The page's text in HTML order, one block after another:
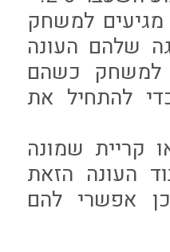
מגיעים למשחק
שלהם העונה
למשחק כשהם
להתחיל את
קריית שמונה
העונה הזאת
אפשרי להם